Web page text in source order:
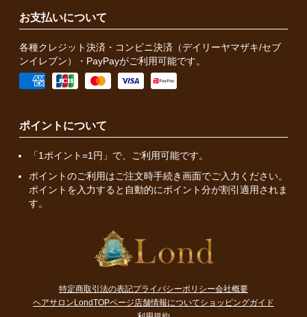
お支払いについて
各種クレジット決済・コンビニ決済（デイリーヤマザキ/セブ
ンイレブン）・PayPayがご利用可能です。
ポイントについて
「1ポイント=1円」で、ご利用可能です。
ポイントのご利用はご注文時手続き画面でご入力ください。
ポイントを入力すると自動的にポイント分が割引適用されま
す。
特定商取引法の表記プライバシーポリシー会社概要
ヘアサロンLondTOPページ店舗情報についてショッピングガイド